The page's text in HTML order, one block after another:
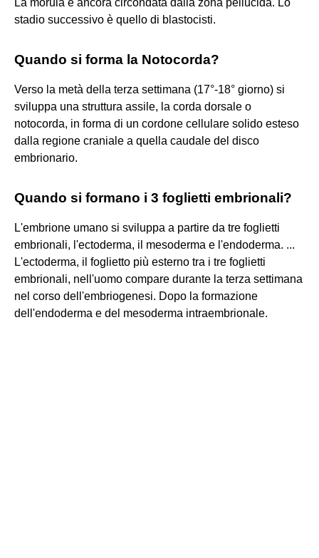
stadio successivo è quello di blastocisti.
Quando si forma la Notocorda?
Verso la metà della terza settimana (17°-18° giorno) si
sviluppa una struttura assile, la corda dorsale o
notocorda, in forma di un cordone cellulare solido esteso
dalla regione craniale a quella caudale del disco
embrionario.
Quando si formano i 3 foglietti embrionali?
L'embrione umano si sviluppa a partire da tre foglietti
embrionali, l'ectoderma, il mesoderma e l'endoderma. ...
L'ectoderma, il foglietto più esterno tra i tre foglietti
embrionali, nell'uomo compare durante la terza settimana
nel corso dell'embriogenesi. Dopo la formazione
dell'endoderma e del mesoderma intraembrionale.